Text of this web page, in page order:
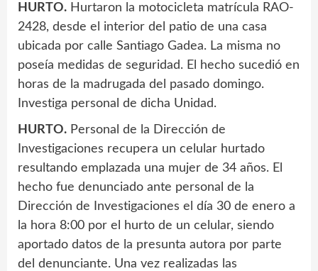
HURTO. Hurtaron la motocicleta matrícula RAO-
2428, desde el interior del patio de una casa
ubicada por calle Santiago Gadea. La misma no
poseía medidas de seguridad. El hecho sucedió en
horas de la madrugada del pasado domingo.
Investiga personal de dicha Unidad.
HURTO. Personal de la Dirección de
Investigaciones recupera un celular hurtado
resultando emplazada una mujer de 34 años. El
hecho fue denunciado ante personal de la
Dirección de Investigaciones el día 30 de enero a
la hora 8:00 por el hurto de un celular, siendo
aportado datos de la presunta autora por parte
del denunciante. Una vez realizadas las